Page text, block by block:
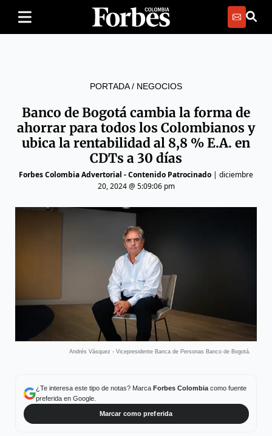
PORTADA/ NEGOCIOS
Banco de Bogotá cambia la forma de
ahorrar para todos los Colombianos y
ubica la rentabilidad al 8,8 % E.A. en
CDTs a 30 días
Forbes Colombia Advertorial - Contenido Patrocinado | diciembre
20, 2024 @ 5:09:06 pm
Andrés Vásquez - Vicepresidente Banca de Personas Banco de Bogotá.
¿Te interesa este tipo de notas? Marca Forbes Colombiacomo fuente
preferida en Google.
Marcar como preferida